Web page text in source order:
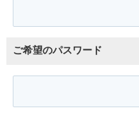
ご希望のパスワード